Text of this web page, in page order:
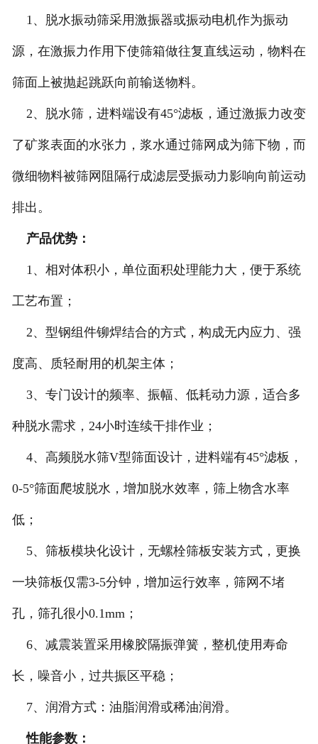
1、脱水振动筛采用激振器或振动电机作为振动
源，在激振力作用下使筛箱做往复直线运动，物料在
筛面上被抛起跳跃向前输送物料。
2、脱水筛，进料端设有45°滤板，通过激振力改变
了矿浆表面的水张力，浆水通过筛网成为筛下物，而
微细物料被筛网阻隔行成滤层受振动力影响向前运动
排出。
产品优势：
1、相对体积小，单位面积处理能力大，便于系统
工艺布置；
2、型钢组件铆焊结合的方式，构成无内应力、强
度高、质轻耐用的机架主体；
3、专门设计的频率、振幅、低耗动力源，适合多
种脱水需求，24小时连续干排作业；
4、高频脱水筛V型筛面设计，进料端有45°滤板，
0-5°筛面爬坡脱水，增加脱水效率，筛上物含水率
低；
5、筛板模块化设计，无螺栓筛板安装方式，更换
一块筛板仅需3-5分钟，增加运行效率，筛网不堵
孔，筛孔很小0.1mm；
6、减震装置采用橡胶隔振弹簧，整机使用寿命
长，噪音小，过共振区平稳；
7、润滑方式：油脂润滑或稀油润滑。
性能参数：